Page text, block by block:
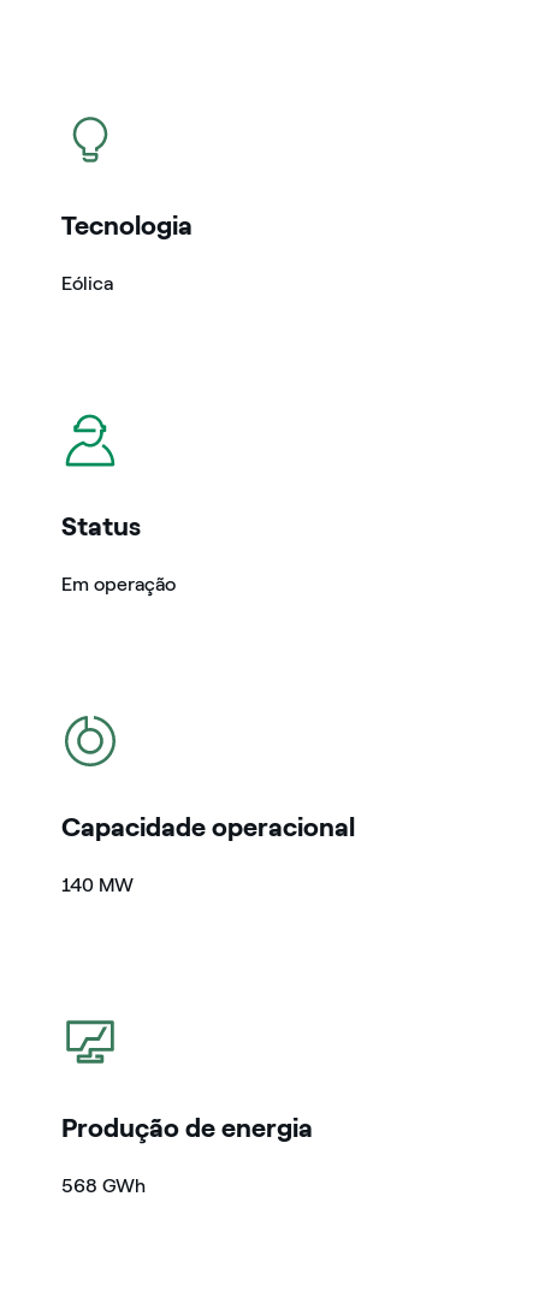
icon
Tecnologia
Eólica
icon
Status
Em operação
icon
Capacidade operacional
140 MW
icon
Produção de energia
568 GWh